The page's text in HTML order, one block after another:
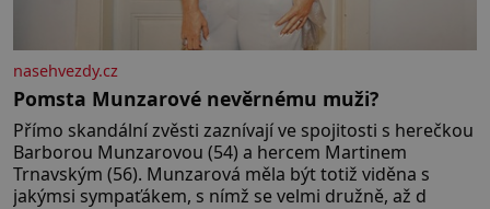
nasehvezdy.cz
Pomsta Munzarové nevěrnému muži?
Přímo skandální zvěsti zaznívají ve spojitosti s herečkou
Barborou Munzarovou (54) a hercem Martinem
Trnavským (56). Munzarová měla být totiž viděna s
jakýmsi sympaťákem, s nímž se velmi družně, až d